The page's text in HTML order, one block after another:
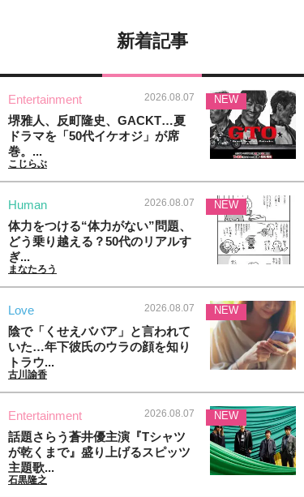
新着記事
Entertainment 2026.08.07
堺雅人、反町隆史、GACKT…夏
ドラマを「50代イケオジ」が席
巻。...
こじらぶ
NEW
Human 2026.08.07
体力をつける“体力がない”問題、
どう乗り越える？50代のリアルす
ぎ...
まなたろう
NEW
Love 2026.08.07
陰で「くせえババア」と言われて
いた…年下彼氏のウラの顔を知り
トラウ...
古川諭香
NEW
Entertainment 2026.08.07
話題さらう蒼井優主演『Tシャツ
が乾くまで』盛り上げるスピッツ
主題歌...
石黒隆之
NEW